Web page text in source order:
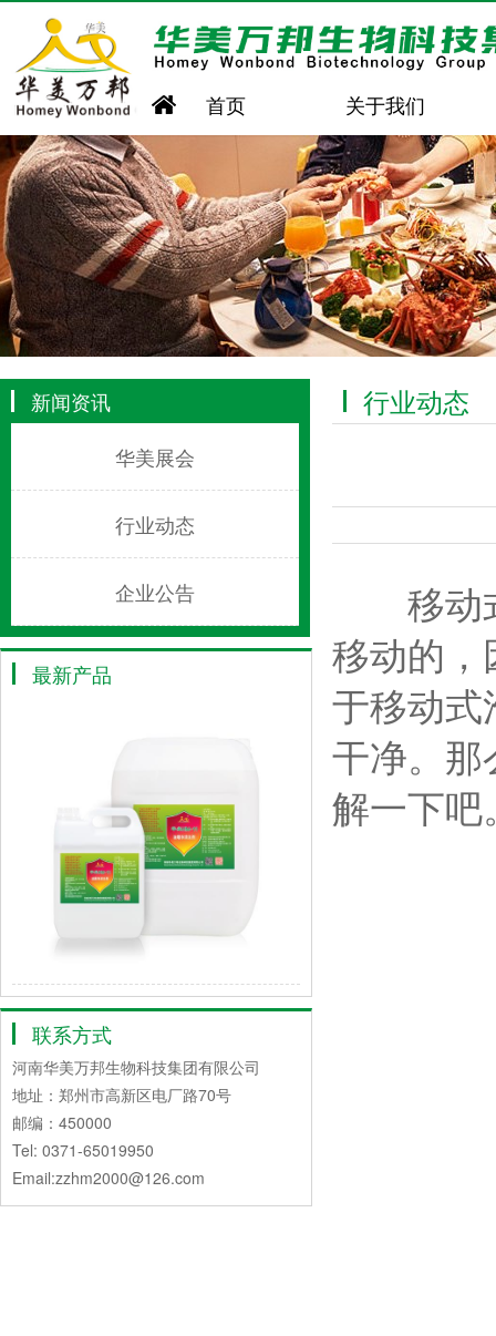
首页 关于我们
新闻资讯
华美展会
行业动态
企业公告
最新产品
联系方式
河南华美万邦生物科技集团有限公司
地址：郑州市高新区电厂路70号
邮编：450000
Tel: 0371-65019950
Email:zzhm2000@126.com
行业动态
移动式
移动的
于移动
干净。
解一下吧